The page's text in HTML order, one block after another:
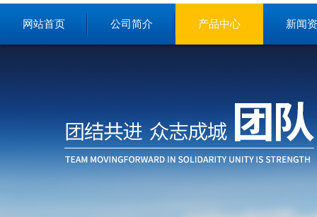
网站首页 公司简介 产品中心 新闻